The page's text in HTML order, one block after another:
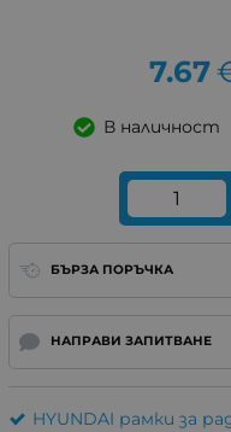
7.67
В наличност
БЪРЗА ПОРЪЧКА
НАПРАВИ ЗАПИТВАНЕ
HYUNDAI рамки за